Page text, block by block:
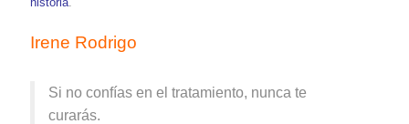
Irene Rodrigo
Si no confías en el tratamiento, nunca te
curarás.